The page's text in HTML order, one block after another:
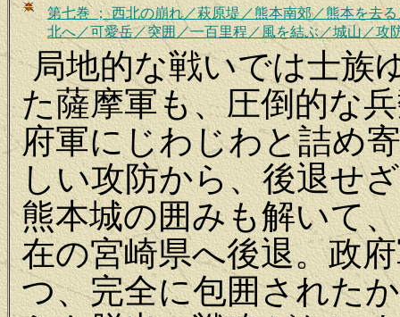
第七巻 ； 西北の崩れ／萩原堤／熊本南郊／熊本を去
北へ／可愛岳／突囲／一百里程／風を結ぶ／城山／攻
局地的な戦いでは士族
た薩摩軍も、圧倒的な
府軍にじわじわと詰め
しい攻防から、後退せ
熊本城の囲みも解いて
在の宮崎県へ後退。政
つ、完全に包囲された